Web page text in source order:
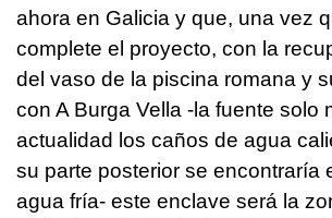
ahora en Galicia y que, una vez
complete el proyecto, con la
del vaso de la piscina romana y
con A Burga Vella -la fuente solo
actualidad los caños de agua
su parte posterior se encontraría
agua fría- este enclave será la